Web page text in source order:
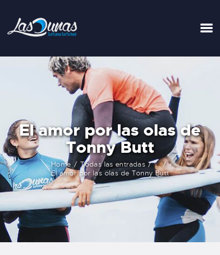
El amor por las olas de
Tonny Butt
Home Todas las entradas
...
El amor por las olas de Tonny Butt